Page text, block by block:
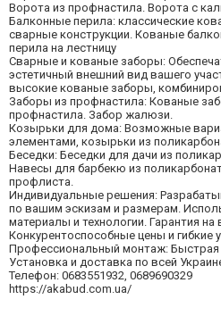
Ворота из профнастила. Ворота с
Балконные перила: классические
сварные конструкции. Кованые
перила на лестницу
Сварные и кованые заборы:
эстетичный внешний вид вашего
высокие кованые заборы,
Заборы из профнастила: Кованые
профнастила. Забор жалюзи.
Козырьки для дома: Возможные
элементами, козырьки из
Беседки: Беседки для дачи из
Навесы для барбекю из
профлиста.
Индивидуальные решения:
по вашим эскизам и размерам.
материалы и технологии. Гарантия на
Конкурентоспособные цены и гибкие
Профессиональный монтаж: Быстрая
Установка и доставка по всей
Телефон: 0683551932, 0689690329
https://akabud.com.ua/